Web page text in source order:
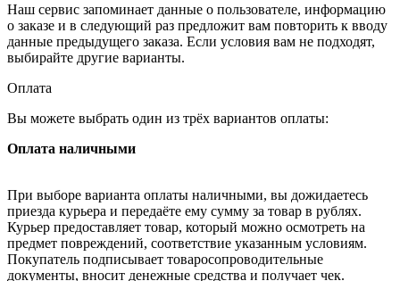
Наш сервис запоминает данные о пользователе, информацию
о заказе и в следующий раз предложит вам повторить к вводу
данные предыдущего заказа. Если условия вам не подходят,
выбирайте другие варианты.
Оплата
Вы можете выбрать один из трёх вариантов оплаты:
Оплата наличными
При выборе варианта оплаты наличными, вы дожидаетесь
приезда курьера и передаёте ему сумму за товар в рублях.
Курьер предоставляет товар, который можно осмотреть на
предмет повреждений, соответствие указанным условиям.
Покупатель подписывает товаросопроводительные
документы, вносит денежные средства и получает чек.